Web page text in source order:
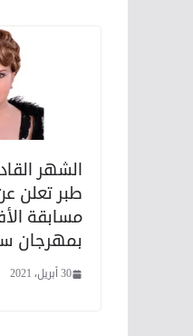
الشهر
طبر تعلن
مسابقة
بمهرجان
30 أبريل، 2021